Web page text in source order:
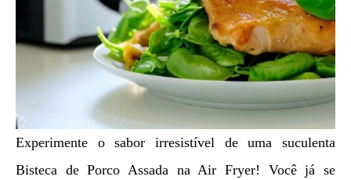
Experimente o sabor irresistível de uma suculenta
Bisteca de Porco Assada na Air Fryer! Você já se